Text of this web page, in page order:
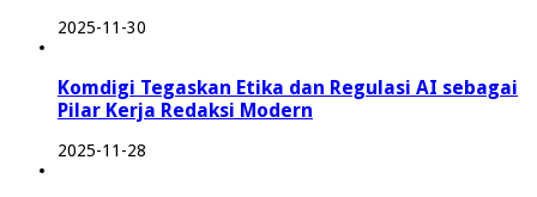
2025-11-30
Komdigi Tegaskan Etika dan Regulasi AI sebagai
Pilar Kerja Redaksi Modern
2025-11-28